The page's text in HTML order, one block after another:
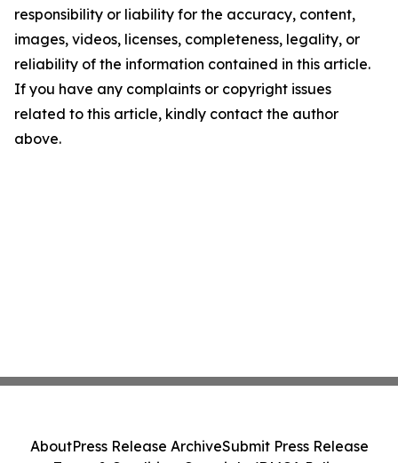
responsibility or liability for the accuracy, content,
images, videos, licenses, completeness, legality, or
reliability of the information contained in this article.
If you have any complaints or copyright issues
related to this article, kindly contact the author
above.
AboutPress Release ArchiveSubmit Press Release